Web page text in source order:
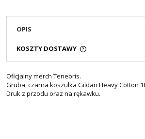
OPIS
KOSZTY DOSTAWY
Oficjalny merch Tenebris.
Gruba, czarna koszulka Gildan Heavy Cotton
Druk z przodu oraz na rękawku.